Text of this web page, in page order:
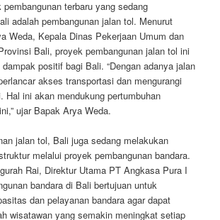
terbaru yang sedang
adalah pembangunan jalan tol. Menurut
Weda, Kepala Dinas Pekerjaan Umum dan
Bali, proyek pembangunan jalan tol ini
positif bagi Bali. “Dengan adanya jalan
akses transportasi dan mengurangi
Hal ini akan mendukung pertumbuhan
ujar Bapak Arya Weda.
jalan tol, Bali juga sedang melakukan
melalui proyek pembangunan bandara.
Rai, Direktur Utama PT Angkasa Pura I
bandara di Bali bertujuan untuk
dan pelayanan bandara agar dapat
wisatawan yang semakin meningkat setiap